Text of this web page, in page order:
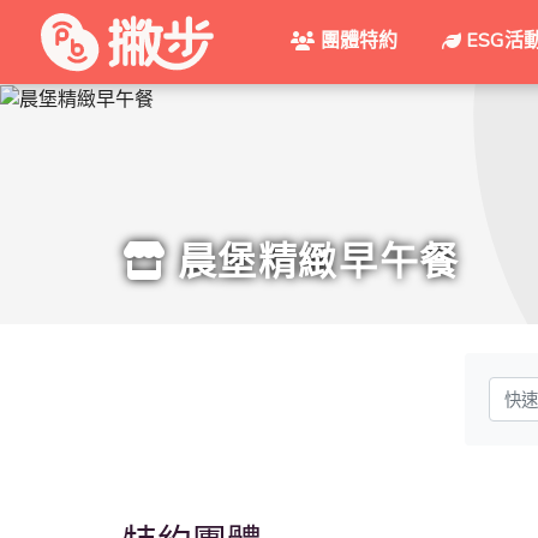
團體特約 ESG活
晨堡精緻早午餐